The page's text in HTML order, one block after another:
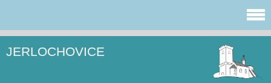
JERLOCHOVICE